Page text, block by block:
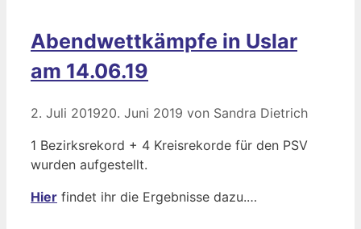
Abendwettkämpfe in Uslar
am 14.06.19
2. Juli 201920. Juni 2019 von Sandra Dietrich
1 Bezirksrekord + 4 Kreisrekorde für den PSV
wurden aufgestellt.
Hier findet ihr die Ergebnisse dazu.…